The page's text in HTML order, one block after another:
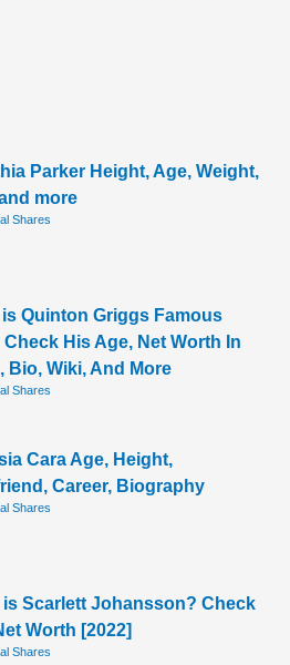
Parker Height, Age, Weight,
more
Shares
Quinton Griggs Famous
Check His Age, Net Worth In
Bio, Wiki, And More
Shares
Cara Age, Height,
Career, Biography
Shares
is Scarlett Johansson? Check
Worth [2022]
Shares